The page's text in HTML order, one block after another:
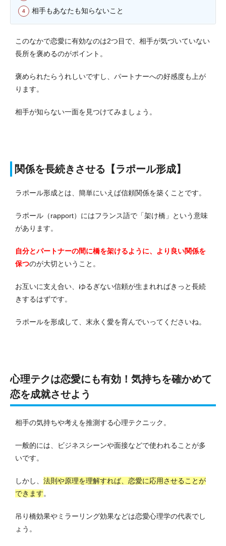
相手もあなたも知らないこと
このなかで恋愛に有効なのは2つ目で、相手が気づいていない
長所を褒めるのがポイント。
褒められたらうれしいですし、パートナーへの好感度も上が
ります。
相手が知らない一面を見つけてみましょう。
関係を長続きさせる【ラポール形成】
ラポール形成とは、簡単にいえば信頼関係を築くことです。
ラポール（rapport）にはフランス語で「架け橋」という意味
があります。
自分とパートナーの間に橋を架けるように、より良い関係を
保つのが大切ということ。
お互いに支え合い、ゆるぎない信頼が生まれればきっと長続
きするはずです。
ラポールを形成して、末永く愛を育んでいってくださいね。
心理テクは恋愛にも有効！気持ちを確かめて
恋を成就させよう
相手の気持ちや考えを推測する心理テクニック。
一般的には、ビジネスシーンや面接などで使われることが多
いです。
しかし、 法則や原理を理解すれば、恋愛に応用させることが
できます。
吊り橋効果やミラーリング効果などは恋愛心理学の代表でし
ょう。